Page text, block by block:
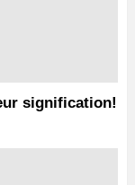
signification!